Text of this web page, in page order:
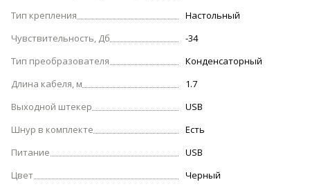
Тип крепления
Настольный
Чувствительность, Дб
-34
Тип преобразователя
Конденсаторный
Длина кабеля, м
1.7
Выходной штекер
USB
Шнур в комплекте
Есть
Питание
USB
Цвет
Черный